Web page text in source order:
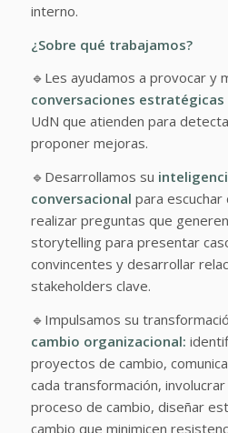
interno.
¿Sobre qué trabajamos?
🔹 Les ayudamos a provocar y
conversaciones estratégicas
UdN que atienden para
proponer mejoras.
🔹 Desarrollamos su
conversacional para
realizar preguntas que
storytelling para presentar
convincentes y desarrollar
stakeholders clave.
🔹Impulsamos su
cambio organizacional:
proyectos de cambio,
cada transformación,
proceso de cambio, diseñar
cambio que minimicen